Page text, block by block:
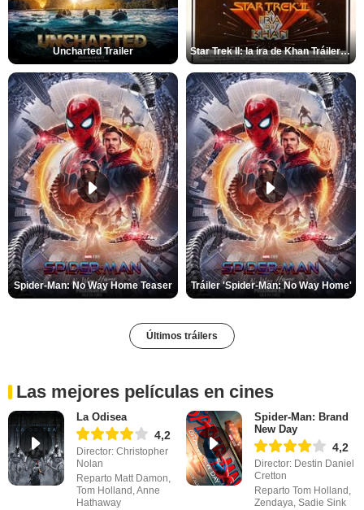
Uncharted Trailer Star Trek II: la ira de Khan Tráiler VO
Spider-Man: No Way Home Teaser Tráiler 'Spider-Man: No Way Home'
Últimos tráilers
Las mejores películas en cines
La Odisea
4,2
Director: Christopher
Nolan
Reparto Matt Damon,
Tom Holland, Anne
Hathaway
Spider-Man: Brand
New Day
4,2
Director: Destin Daniel
Cretton
Reparto Tom Holland,
Zendaya, Sadie Sink